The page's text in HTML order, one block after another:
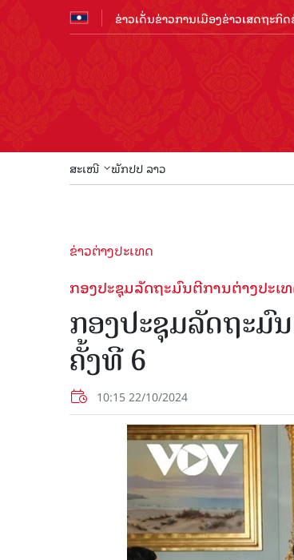
ຂ່າວເດັ່ນຂ່າວການເມືອງຂ່າວເສດຖະກິດ
ສະເໜີ ພັກປປ ລາວ
ຂ່າວຕ່າງປະເທດ
ກອງປະຊຸມລັດຖະມົນຕີການຕ່າງປະເ
ກອງປະຊຸມລັດຖະມົ
ຄັ້ງທີ 6
10:15 22/10/2024